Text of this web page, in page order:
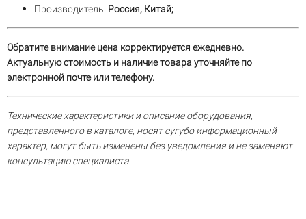
Производитель: Россия, Китай;
Обратите внимание цена корректируется ежедневно.
Актуальную стоимость и наличие товара уточняйте по
электронной почте или телефону.
Технические характеристики и описание оборудования,
представленного в каталоге, носят сугубо информационный
характер, могут быть изменены без уведомления и не заменяют
консультацию специалиста.